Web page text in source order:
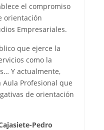
el compromiso
orientación
Empresariales.
que ejerce la
como la
Y actualmente,
Profesional que
de orientación
Pedro